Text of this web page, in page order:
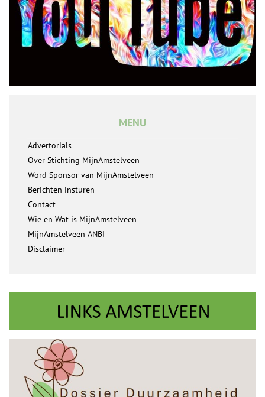
MENU
Advertorials
Over Stichting MijnAmstelveen
Word Sponsor van MijnAmstelveen
Berichten insturen
Contact
Wie en Wat is MijnAmstelveen
MijnAmstelveen ANBI
Disclaimer